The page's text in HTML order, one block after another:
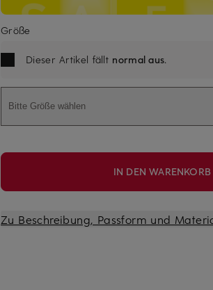
Größe
Dieser Artikel fällt normal aus.
Bitte Größe wählen
IN DEN WARENKORB
Zu Beschreibung, Passform und